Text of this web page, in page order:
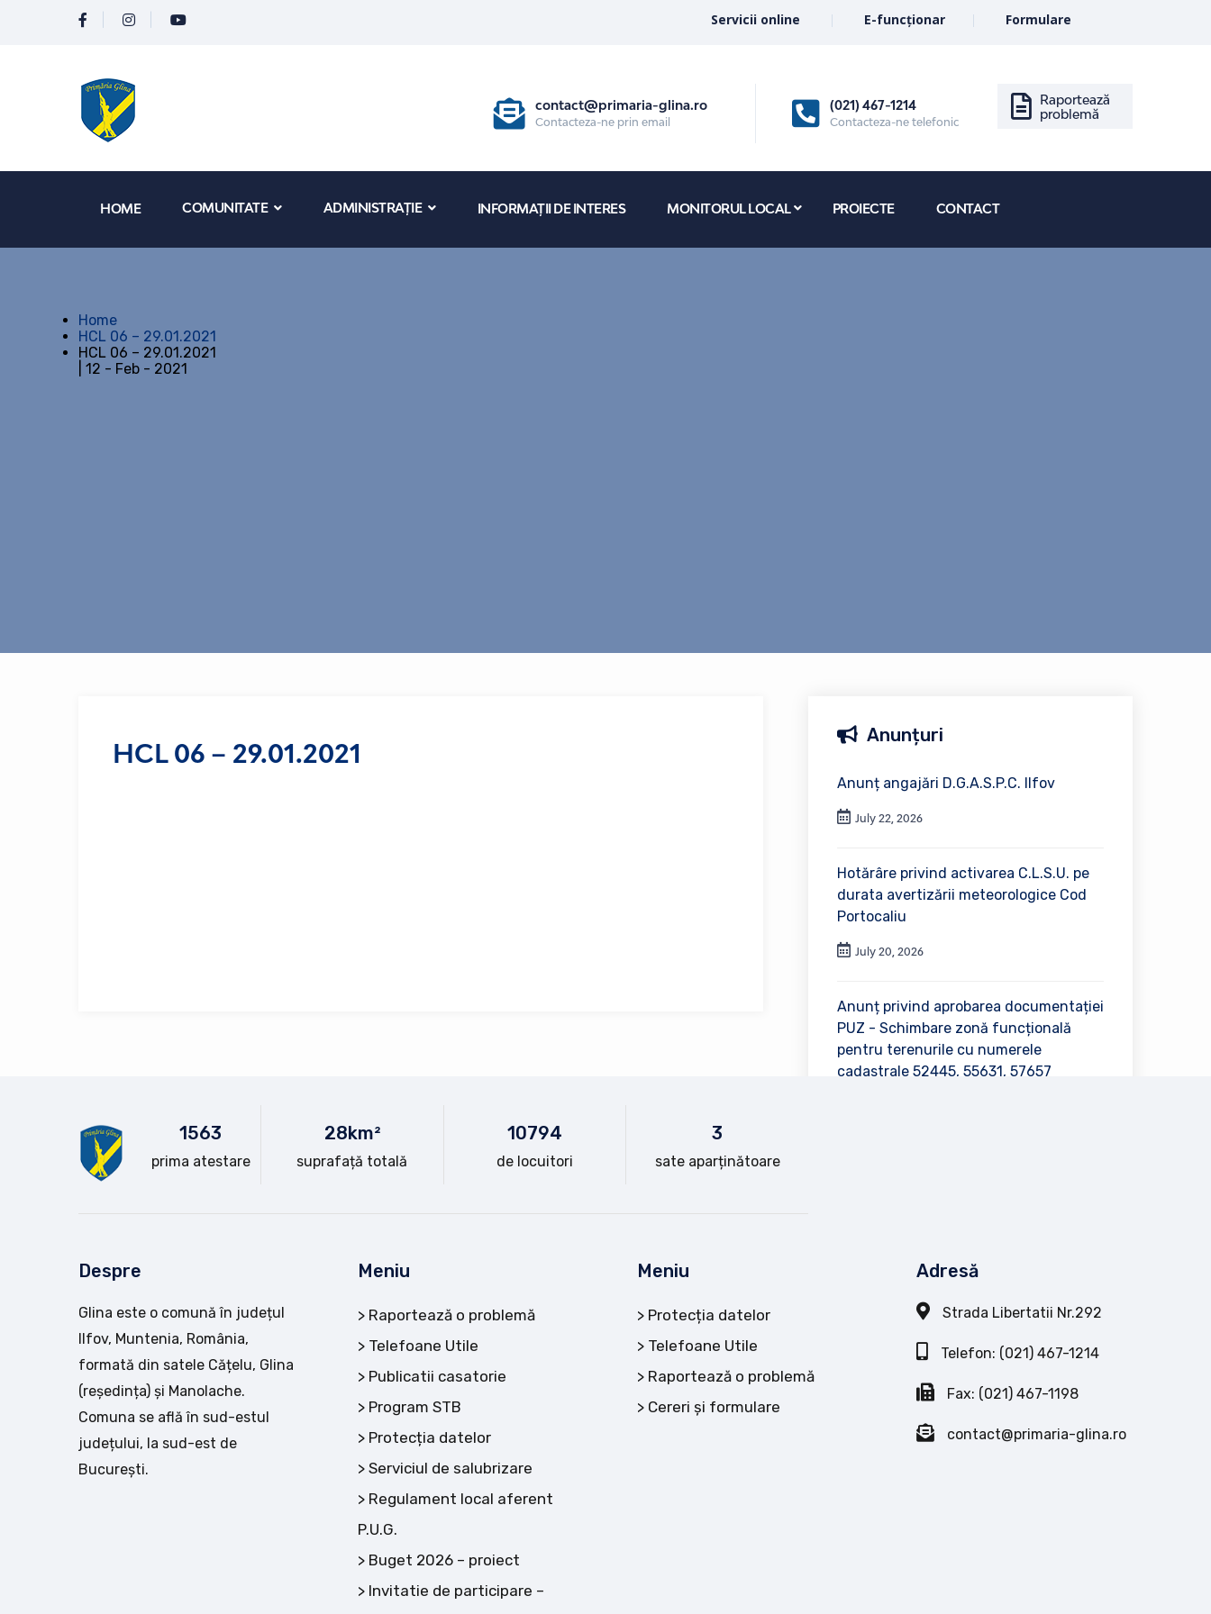
Servicii online E-funcționar Formulare
contact@primaria-glina.ro
Contacteza-ne prin email
(021) 467-1214
Contacteza-ne telefonic
Raportează
problemă
HOME COMUNITATE ADMINISTRAȚIE INFORMAȚII DE INTERES MONITORUL LOCAL PROIECTE CONTACT
Home
HCL 06 – 29.01.2021
HCL 06 – 29.01.2021
| 12 - Feb - 2021
HCL 06 – 29.01.2021
Anunțuri
Anunț angajări D.G.A.S.P.C. Ilfov
July 22, 2026
Hotărâre privind activarea C.L.S.U. pe
durata avertizării meteorologice Cod
Portocaliu
July 20, 2026
Anunț privind aprobarea documentației
PUZ - Schimbare zonă funcțională
pentru terenurile cu numerele
cadastrale 52445, 55631, 57657
1563
prima atestare
28km²
suprafață totală
10794
de locuitori
3
sate aparținătoare
Despre
Glina este o comună în județul
Ilfov, Muntenia, România,
formată din satele Cățelu, Glina
(reședința) și Manolache.
Comuna se află în sud-estul
județului, la sud-est de
București.
Meniu
Raportează o problemă
Telefoane Utile
Publicatii casatorie
Program STB
Protecția datelor
Serviciul de salubrizare
Regulament local aferent
P.U.G.
Buget 2026 – proiect
Invitatie de participare –
Meniu
Protecția datelor
Telefoane Utile
Raportează o problemă
Cereri și formulare
Adresă
Strada Libertatii Nr.292
Telefon: (021) 467-1214
Fax: (021) 467-1198
contact@primaria-glina.ro